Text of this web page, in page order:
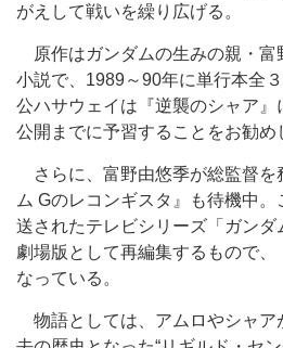
がえして戦いを繰り広げる。
原作はガンダムの生みの親・富
小説で、1989～90年に単行本全
公ハサウェイは『逆襲のシャア』
公開までに予習することをお勧め
さらに、富野由悠季が総監督を
ム Gのレコンギスタ』も待機中
送されたテレビシリーズ「ガンダ
劇場版として再編集するもので、
なっている。
物語としては、アムロやシャア